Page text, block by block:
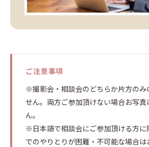
ご注意事項
※撮影会・相談会のどちらか片方のみ
せん。両方ご参加頂けない場合お写
ん。
※日本語で相談会にご参加頂ける方に
でのやりとりが困難・不可能な場合